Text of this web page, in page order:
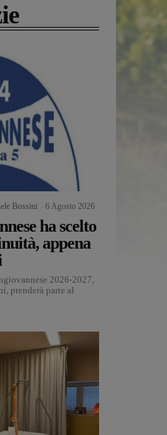
Bossini 6 Agosto 2026
ha scelto
appena
2026-2027,
prenderà parte al